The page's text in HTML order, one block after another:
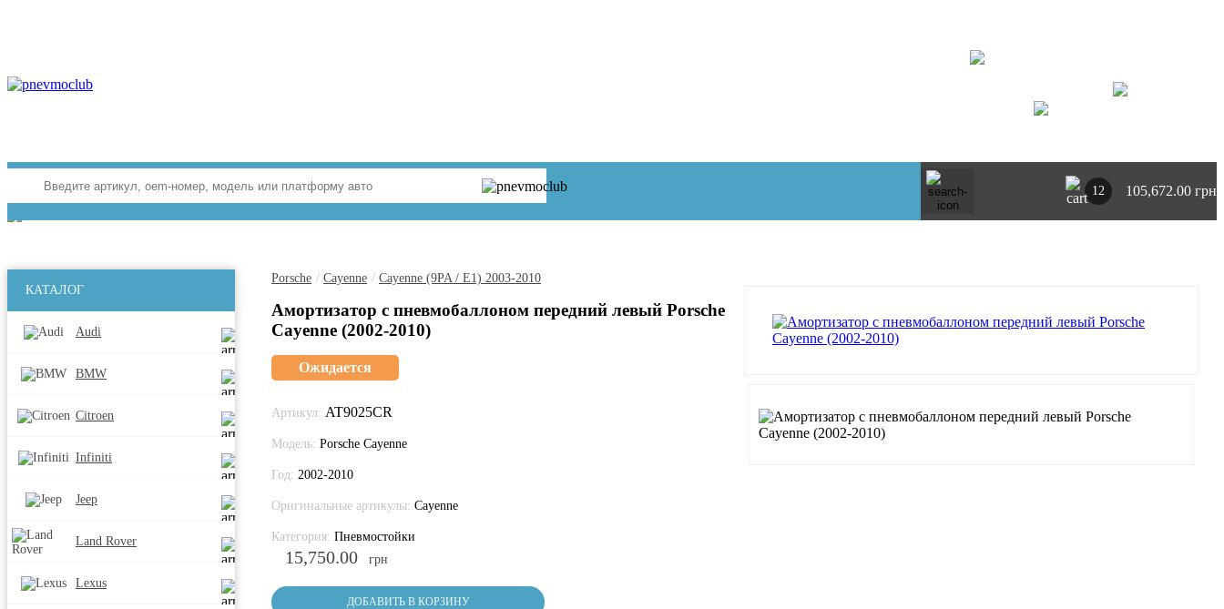
12 105,672.00 грн
КАТАЛОГ
Audi
BMW
Citroen
Infiniti
Jeep
Land Rover
Lexus
Porsche / Cayenne / Cayenne (9PA / E1) 2003-2010
Амортизатор с пневмобаллоном передний левый Porsche
Cayenne (2002-2010)
Ожидается
Артикул: AT9025CR
Модель: Porsche Cayenne
Год: 2002-2010
Оригинальные артикулы: Cayenne
Категория: Пневмостойки
15,750.00 грн
ДОБАВИТЬ В КОРЗИНУ